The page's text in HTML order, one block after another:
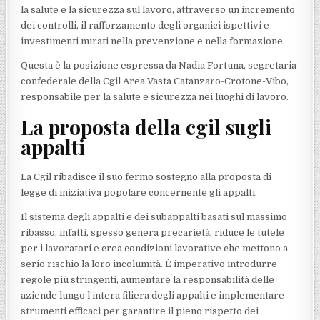
la salute e la sicurezza sul lavoro, attraverso un incremento
dei controlli, il rafforzamento degli organici ispettivi e
investimenti mirati nella prevenzione e nella formazione.
Questa è la posizione espressa da Nadia Fortuna, segretaria
confederale della Cgil Area Vasta Catanzaro-Crotone-Vibo,
responsabile per la salute e sicurezza nei luoghi di lavoro.
La proposta della cgil sugli
appalti
La Cgil ribadisce il suo fermo sostegno alla proposta di
legge di iniziativa popolare concernente gli appalti.
Il sistema degli appalti e dei subappalti basati sul massimo
ribasso, infatti, spesso genera precarietà, riduce le tutele
per i lavoratori e crea condizioni lavorative che mettono a
serio rischio la loro incolumità. È imperativo introdurre
regole più stringenti, aumentare la responsabilità delle
aziende lungo l’intera filiera degli appalti e implementare
strumenti efficaci per garantire il pieno rispetto dei